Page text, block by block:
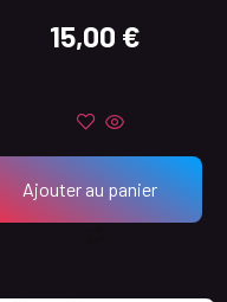
15,00 €
Ajouter au panier